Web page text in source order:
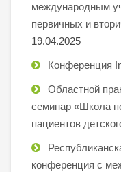
международным
первичных и
19.04.2025
Конференция
Областной
семинар «Школа
пациентов
конференция с